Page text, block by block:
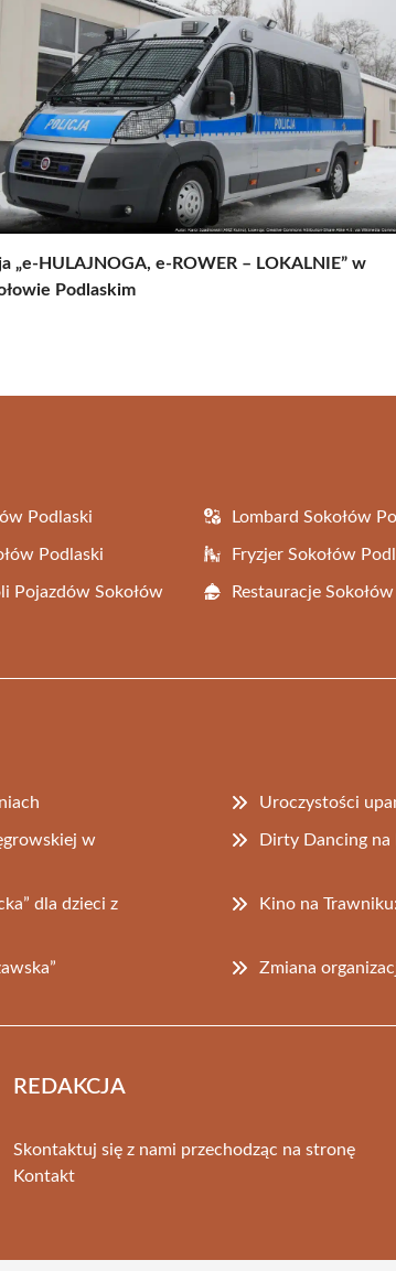
„e-HULAJNOGA, e-ROWER – LOKALNIE” w
Podlaskim
Podlaski Lombard Sokołów
Podlaski Fryzjer Sokołów
Pojazdów Sokołów
Restauracje
Uroczystości
w
Dirty Dancing na
dla dzieci z
Kino na
Zmiana
REDAKCJA
Skontaktuj się z nami przechodząc na stronę
Kontakt